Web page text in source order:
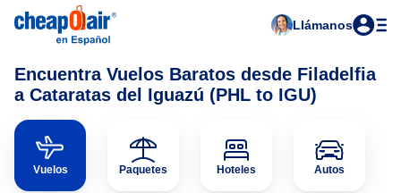
Llámanos
Encuentra Vuelos Baratos desde Filadelfia
a Cataratas del Iguazú (PHL to IGU)
Vuelos Paquetes Hoteles Autos